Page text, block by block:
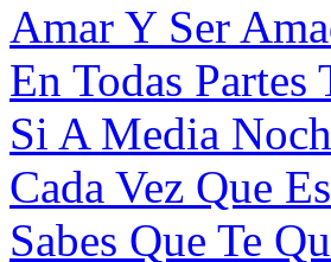
Amar Y Ser
En Todas Partes
Si A Media
Cada Vez Que
Sabes Que Te